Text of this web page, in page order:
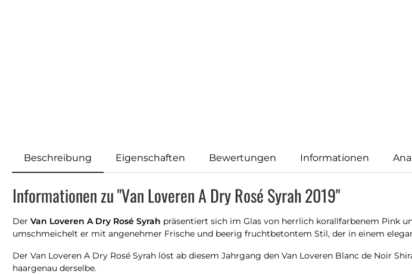
Beschreibung Eigenschaften Bewertungen Informationen
Informationen zu "Van Loveren A Dry Rosé Syrah 2019"
Der Van Loveren A Dry Rosé Syrah präsentiert sich im Glas von herrlich korallfarbenem Pink
umschmeichelt er mit angenehmer Frische und beerig fruchtbetontem Stil, der in einem
Der Van Loveren A Dry Rosé Syrah löst ab diesem Jahrgang den Van Loveren Blanc de Noir
haargenau derselbe.